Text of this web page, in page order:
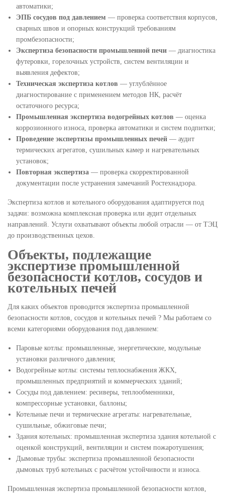
автоматики;
ЭПБ сосудов под давлением — проверка соответствия корпусов,
сварных швов и опорных конструкций требованиям
промбезопасности;
Экспертиза безопасности промышленной печи — диагностика
футеровки, горелочных устройств, систем вентиляции и
выявления дефектов;
Техническая экспертиза котлов — углублённое
диагностирование с применением методов НК, расчёт
остаточного ресурса;
Промышленная экспертиза водогрейных котлов — оценка
коррозионного износа, проверка автоматики и систем подпитки;
Проведение экспертизы промышленных печей — аудит
термических агрегатов, сушильных камер и нагревательных
установок;
Повторная экспертиза — проверка скорректированной
документации после устранения замечаний Ростехнадзора.
Экспертиза котлов и котельного оборудования адаптируется под
задачи: возможна комплексная проверка или аудит отдельных
направлений. Услуги охватывают объекты любой отрасли — от ТЭЦ
до производственных цехов.
Объекты, подлежащие
экспертизе промышленной
безопасности котлов, сосудов и
котельных печей
Для каких объектов проводится экспертиза промышленной
безопасности котлов, сосудов и котельных печей ? Мы работаем со
всеми категориями оборудования под давлением:
Паровые котлы: промышленные, энергетические, модульные
установки различного давления;
Водогрейные котлы: системы теплоснабжения ЖКХ,
промышленных предприятий и коммерческих зданий;
Сосуды под давлением: ресиверы, теплообменники,
компрессорные установки, баллоны;
Котельные печи и термические агрегаты: нагревательные,
сушильные, обжиговые печи;
Здания котельных: промышленная экспертиза здания котельной с
оценкой конструкций, вентиляции и систем пожаротушения;
Дымовые трубы: экспертиза промышленной безопасности
дымовых труб котельных с расчётом устойчивости и износа.
Промышленная экспертиза промышленной безопасности котлов,